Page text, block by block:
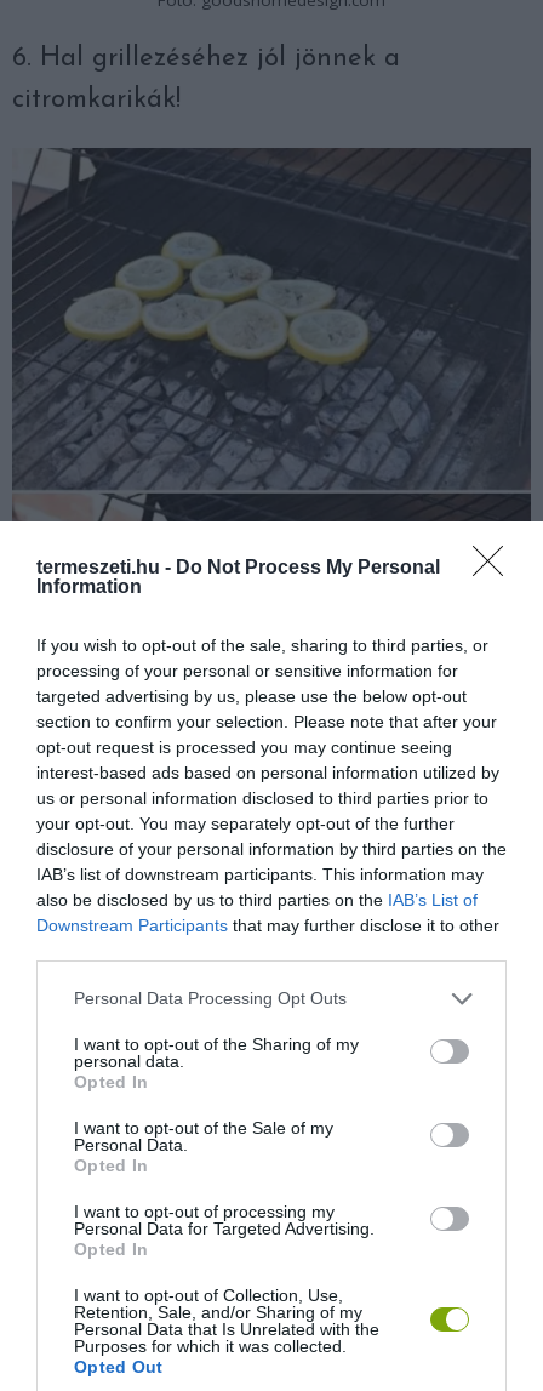
termeszeti.hu - Do Not Process My Personal
Information
If you wish to opt-out of the sale, sharing to third parties, or
processing of your personal or sensitive information for
targeted advertising by us, please use the below opt-out
section to confirm your selection. Please note that after your
opt-out request is processed you may continue seeing
interest-based ads based on personal information utilized by
us or personal information disclosed to third parties prior to
your opt-out. You may separately opt-out of the further
disclosure of your personal information by third parties on the
IAB’s list of downstream participants. This information may
also be disclosed by us to third parties on the IAB’s List of
Downstream Participants that may further disclose it to other
Please note that this website/app uses one or more Google
not limited to your visit or usage behaviour. You may click to
grant or deny consent to Google and its third-party tags to
use your data for below specified purposes in below Google
consent section.
Personal Data Processing Opt Outs
I want to opt-out of the Sharing of my
personal data.
Opted In
I want to opt-out of the Sale of my
Personal Data.
Opted In
I want to opt-out of processing my
Personal Data for Targeted Advertising.
Opted In
I want to opt-out of Collection, Use,
Retention, Sale, and/or Sharing of my
Personal Data that Is Unrelated with the
Purposes for which it was collected.
Opted Out
6. Hal grillezéséhez jól jönnek a
citromkarikák!
7. A befőttesüvegben készített citromos
mécses távol tartja a bogarakat a nyáresti
ücsörgéstől.